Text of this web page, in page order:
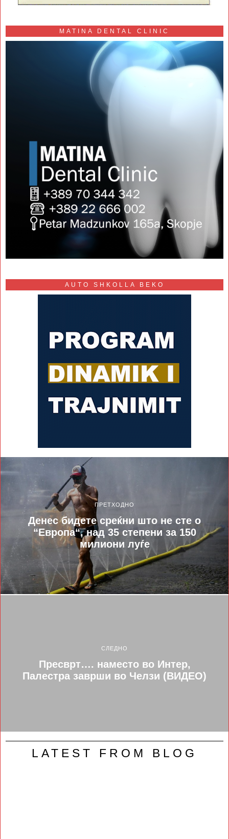
MATINA DENTAL CLINIC
AUTO SHKOLLA BEKO
ПРЕТХОДНО
Денес бидете среќни што не сте о
“Европа“, над 35 степени за 150
милиони луѓе
СЛЕДНО
Пресврт…. наместо во Интер,
Палестра заврши во Челзи (ВИДЕО)
LATEST FROM BLOG